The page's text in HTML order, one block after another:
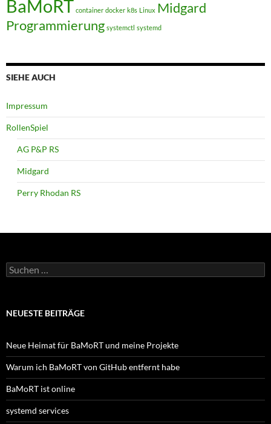
BaMoRT container docker k8s Linux Midgard
Programmierung systemctl systemd
SIEHE AUCH
Impressum
RollenSpiel
AG P&P RS
Midgard
Perry Rhodan RS
Suchen
nach:
NEUESTE BEITRÄGE
Neue Heimat für BaMoRT und meine Projekte
Warum ich BaMoRT von GitHub entfernt habe
BaMoRT ist online
systemd services